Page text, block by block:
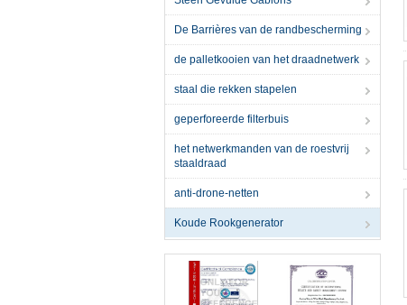
De Barrières van de randbescherming
de palletkooien van het draadnetwerk
staal die rekken stapelen
geperforeerde filterbuis
het netwerkmanden van de roestvrij
staaldraad
anti-drone-netten
Koude Rookgenerator